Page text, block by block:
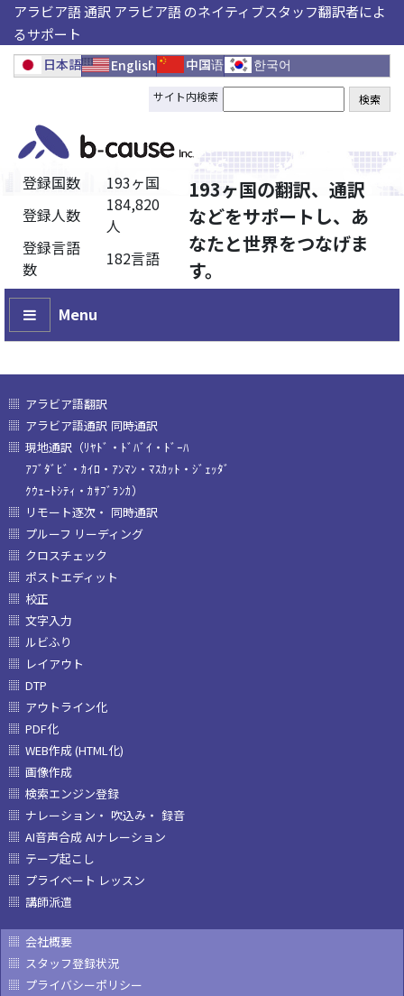
アラビア語 通訳 アラビア語 のネイティブスタッフ翻訳者によ
るサポート